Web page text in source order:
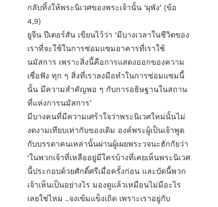
กลับทิ้งให้พระนิเวศของพระเจ้านั้น ‘ผุพัง’ (ข้อ
4,9)
ยูจีน ปีเตอร์สัน เขียนไว้ว่า ‘มีบางเวลาในชีวิตของ
เราที่จะใช้ในการซ่อมแซมอาคารที่เราใช้
นมัสการ เพราะสิ่งนี้คือการแสดงออกของความ
เชื่อฟัง ทุก ๆ สิ่งที่เราลงมือทำในการซ่อมแซมนี้
นั้น มีความสำคัญพอ ๆ กับการอธิษฐานในสถาน
ที่แห่งการนมัสการ’
มีบางคนที่มีความเศร้าใจว่าพระนิเวศใหม่นั้นไม่
งดงามเทียบเท่ากับของเดิม องค์พระผู้เป็นเจ้าพูด
กับบรรดาคนเหล่านั้นผ่านผู้เผยพระวจนะฮักกัยว่า
‘ในพวกเจ้าที่เหลืออยู่มีใครบ้างที่เคยเห็นพระนิเวศ
นี้ประกอบด้วยศักดิ์ศรีเมื่อครั้งก่อน และบัดนี้พวก
เจ้าเห็นเป็นอย่างไร มองดูแล้วเหมือนไม่มีอะไร
เลยใช่ไหม ..จงเข้มแข็งเถิด เพราะเราอยู่กับ